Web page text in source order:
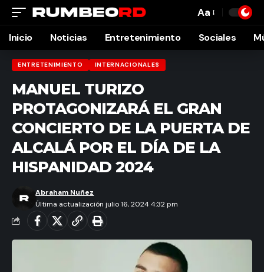
Font
Resizer
Aa
Inicio Noticias Entretenimiento Sociales
ENTRETENIMIENTO INTERNACIONALES
MANUEL TURIZO
PROTAGONIZARÁ EL GRAN
CONCIERTO DE LA PUERTA DE
ALCALÁ POR EL DÍA DE LA
HISPANIDAD 2024
Última actualización julio 16, 2024 4:32 pm
Abraham Nuñez